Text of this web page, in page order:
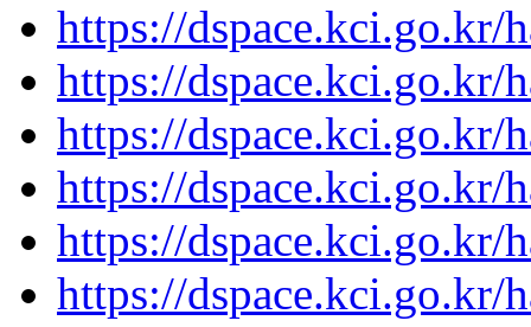
https://dspace.kci.go.kr/
https://dspace.kci.go.kr/
https://dspace.kci.go.kr/
https://dspace.kci.go.kr/
https://dspace.kci.go.kr/
https://dspace.kci.go.kr/